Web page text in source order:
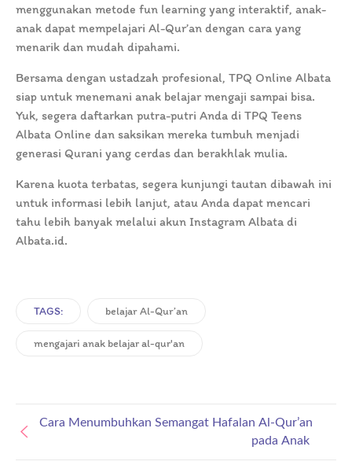
menggunakan metode fun learning yang interaktif, anak-
anak dapat mempelajari Al-Qur’an dengan cara yang
menarik dan mudah dipahami.
Bersama dengan ustadzah profesional, TPQ Online Albata
siap untuk menemani anak belajar mengaji sampai bisa.
Yuk, segera daftarkan putra-putri Anda di TPQ Teens
Albata Online dan saksikan mereka tumbuh menjadi
generasi Qurani yang cerdas dan berakhlak mulia.
Karena kuota terbatas, segera kunjungi tautan dibawah ini
untuk informasi lebih lanjut, atau Anda dapat mencari
tahu lebih banyak melalui akun Instagram Albata di
Albata.id.
TAGS: belajar Al-Qur’an
mengajari anak belajar al-qur'an
Cara Menumbuhkan Semangat Hafalan Al-Qur’an
pada Anak